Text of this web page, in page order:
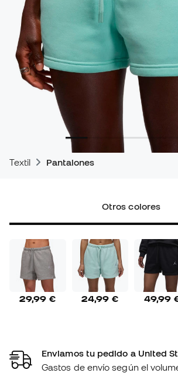
Textil Pantalones
Otros colores
29,99 € 24,99 € 49,99
Enviamos tu pedido a United
Gastos de envío según el